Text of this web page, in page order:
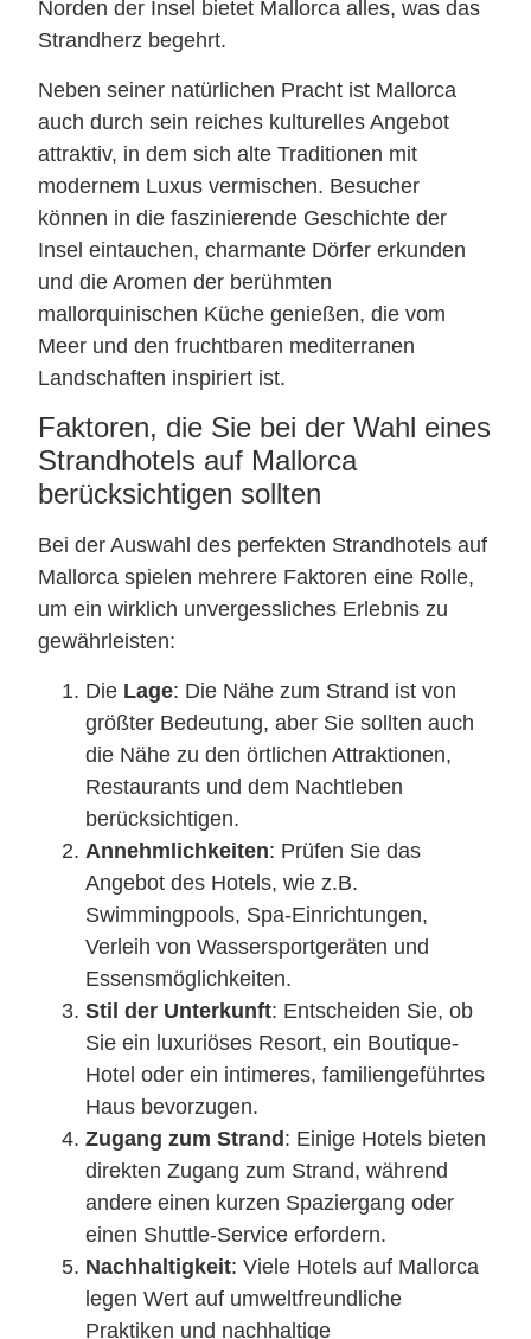
Norden der Insel bietet Mallorca alles, was das
Strandherz begehrt.
Neben seiner natürlichen Pracht ist Mallorca
auch durch sein reiches kulturelles Angebot
attraktiv, in dem sich alte Traditionen mit
modernem Luxus vermischen. Besucher
können in die faszinierende Geschichte der
Insel eintauchen, charmante Dörfer erkunden
und die Aromen der berühmten
mallorquinischen Küche genießen, die vom
Meer und den fruchtbaren mediterranen
Landschaften inspiriert ist.
Faktoren, die Sie bei der Wahl eines
Strandhotels auf Mallorca
berücksichtigen sollten
Bei der Auswahl des perfekten Strandhotels auf
Mallorca spielen mehrere Faktoren eine Rolle,
um ein wirklich unvergessliches Erlebnis zu
gewährleisten:
Die Lage: Die Nähe zum Strand ist von
größter Bedeutung, aber Sie sollten auch
die Nähe zu den örtlichen Attraktionen,
Restaurants und dem Nachtleben
berücksichtigen.
Annehmlichkeiten: Prüfen Sie das
Angebot des Hotels, wie z.B.
Swimmingpools, Spa-Einrichtungen,
Verleih von Wassersportgeräten und
Essensmöglichkeiten.
Stil der Unterkunft: Entscheiden Sie, ob
Sie ein luxuriöses Resort, ein Boutique-
Hotel oder ein intimeres, familiengeführtes
Haus bevorzugen.
Zugang zum Strand: Einige Hotels bieten
direkten Zugang zum Strand, während
andere einen kurzen Spaziergang oder
einen Shuttle-Service erfordern.
Nachhaltigkeit: Viele Hotels auf Mallorca
legen Wert auf umweltfreundliche
Praktiken und nachhaltige